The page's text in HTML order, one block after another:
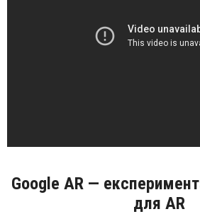
Google AR —
для AR